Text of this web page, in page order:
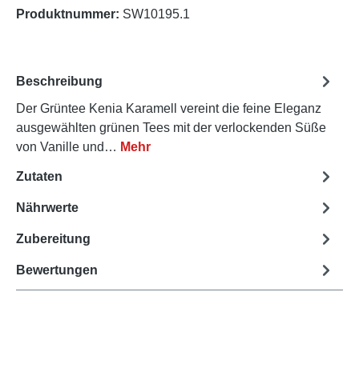
Produktnummer: SW10195.1
Beschreibung
Der Grüntee Kenia Karamell vereint die feine Eleganz
ausgewählten grünen Tees mit der verlockenden Süße
von Vanille und… Mehr
Zutaten
Nährwerte
Zubereitung
Bewertungen